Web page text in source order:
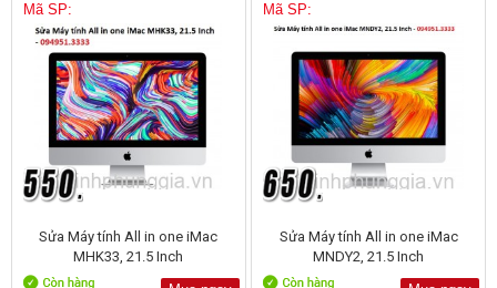
Mã SP:
Sửa Máy tính All in one iMac
MHK33, 21.5 Inch
Mã SP:
Sửa Máy tính All in one iMac
MNDY2, 21.5 Inch